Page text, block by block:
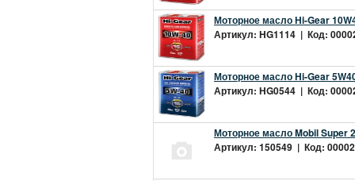
Моторное масло Hi-Gear
Артикул: HG1114 | Код:
Моторное масло Hi-Gear
Артикул: HG0544 | Код:
Моторное масло Mobil Super
Артикул: 150549 | Код: